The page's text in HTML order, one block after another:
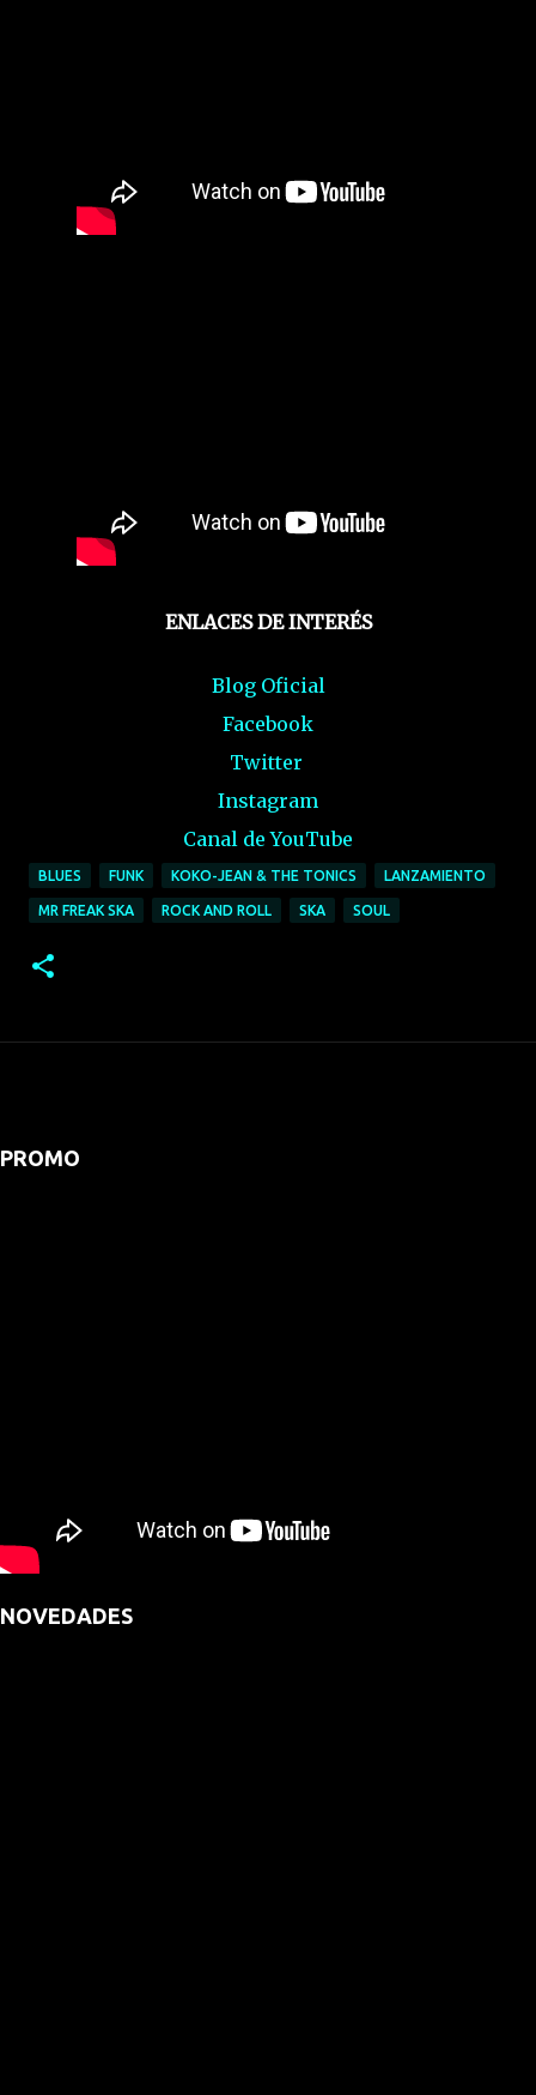
ENLACES DE INTERÉS
Blog Oficial
Facebook
Twitter
Instagram
Canal de YouTube
BLUES FUNK KOKO-JEAN & THE TONICS LANZAMIENTO
MR FREAK SKA ROCK AND ROLL SKA SOUL
PROMO
NOVEDADES